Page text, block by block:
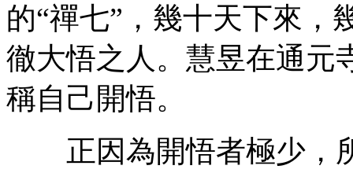
的“禪七”，幾十天下來，
徹大悟之人。慧昱在通元
稱自己開悟。
正因為開悟者極少，